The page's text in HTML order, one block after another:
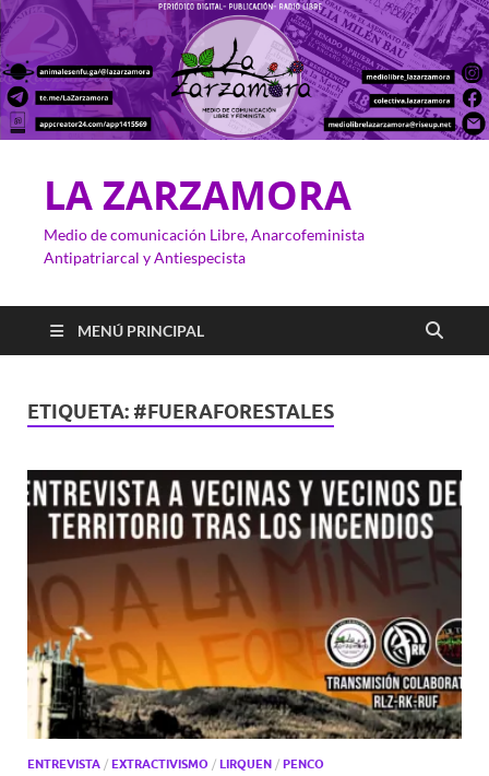
LA ZARZAMORA
Medio de comunicación Libre, Anarcofeminista
Antipatriarcal y Antiespecista
MENÚ PRINCIPAL
ETIQUETA: #FUERAFORESTALES
ENTREVISTA / EXTRACTIVISMO / LIRQUEN / PENCO